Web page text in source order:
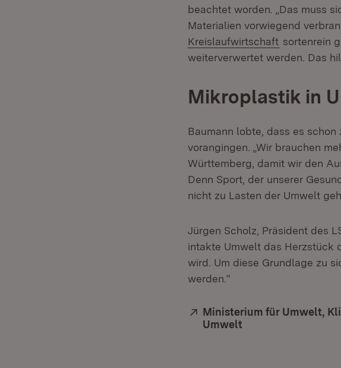
beachtet worden. „Das muss
Materialien vorwiegend
Kreislaufwirtschaft (Öffnet in
sortenrein
weiterverwertet werden. Das
Mikroplastik in
Baumann lobte, dass es
vorangingen. „Wir brauchen
Württemberg, damit wir den
Denn Sport, der unserer
nicht zu Lasten der Umwelt
Jürgen Scholz, Präsident des
intakte Umwelt das Herzstück
wird. Um diese Grundlage zu
werden.“
Extern:
Ministerium für Umwelt,
Umwelt